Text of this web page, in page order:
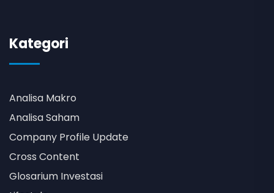
Kategori
Analisa Makro
Analisa Saham
Company Profile Update
Cross Content
Glosarium Investasi